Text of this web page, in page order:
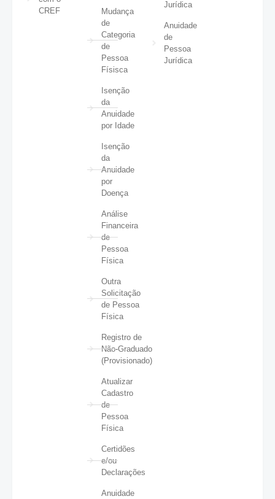
CREF
Mudança
de
Categoria
de
Pessoa
Físisca
Isenção
da
Anuidade
por Idade
Isenção
da
Anuidade
por
Doença
Análise
Financeira
de
Pessoa
Física
Outra
Solicitação
de Pessoa
Física
Registro de
Não-Graduado
(Provisionado)
Atualizar
Cadastro
de
Pessoa
Física
Certidões
e/ou
Declarações
Anuidade
Jurídica
Anuidade
de
Pessoa
Jurídica